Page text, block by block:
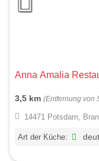
Anna Amalia
3,5 km (Entfernung von
14471 Potsdam,
Art der Küche: